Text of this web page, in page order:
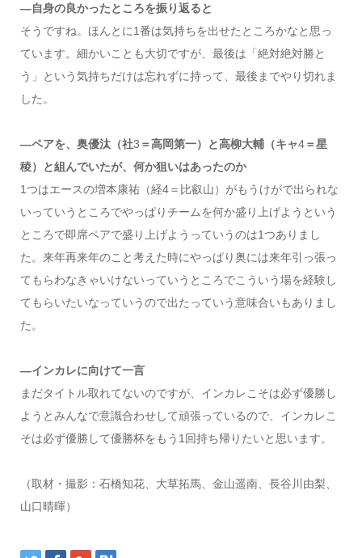
―自身の良かったところを振り返ると
そうですね。ほんとに1番は気持ちを出せたところかなと思っ
ています。細かいことも大切ですが、最後は「絶対絶対勝と
う」という気持ちだけは忘れずに持って、最後までやり切れま
した。
―ペアを、奥優汰（社3 ＝高岡第一）と高柳大輔（キャ4＝星
稜）と組んでいたが、何か狙いはあったのか
1つはエースの増本康祐（経4＝比叡山）がもうけがで出られな
いっていうところでやっぱりチームを何か盛り上げようという
ところで即席ペアで盛り上げようっていうのは1つありまし
た。来年再来年のこと考えた時にやっぱり奥には来年引っ張っ
てもらわなきゃいけないっていうところでこういう場を経験し
てもらいたいなっていうので出たっていう意味合いもありまし
た。
―インカレに向けて一言
まだタイトル取れてないのですが、インカレこそは必ず優勝し
ようとみんなで意識合わせして頑張っているので、インカレこ
そは必ず優勝して優勝杯をもう 1 回持ち帰りたいと思います。
（取材・撮影：石橋知花、大草拓馬、金山遥南、長谷川由梨、
山口晴暉）